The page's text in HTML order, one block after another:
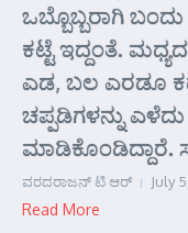
ಒಬ್ಬೊಬ್ಬರಾಗಿ
ಕಟ್ಟೆ ಇದ್ದಂತೆ.
ಎಡ, ಬಲ ಎರಡೂ
ಚಪ್ಪಡಿಗಳನ್ನು
ಮಾಡಿಕೊಂಡಿದ್ದಾರೆ.
ವರದರಾಜನ್ ಟಿ ಆರ್ July
Read More